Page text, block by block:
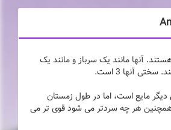
آنها مانند یک سرباز و مانند یک
آنها 3 است.
مایع است، اما در طول زمستان
همچنین هر چه سردتر می شود قوی تر می